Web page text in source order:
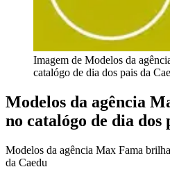
Imagem de Modelos da
catalógo de dia dos pais da
Modelos da agência
no catalógo de dia dos
Modelos da agência Max Fama
da Caedu